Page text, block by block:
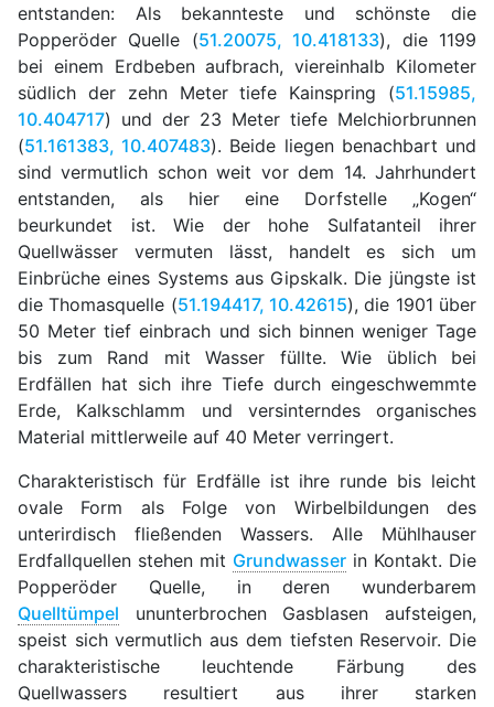
entstanden: Als bekannteste und schönste die
Popperöder Quelle (51.20075, 10.418133), die 1199
bei einem Erdbeben aufbrach, viereinhalb Kilometer
südlich der zehn Meter tiefe Kainspring (51.15985,
10.404717) und der 23 Meter tiefe Melchiorbrunnen
(51.161383, 10.407483). Beide liegen benachbart und
sind vermutlich schon weit vor dem 14. Jahrhundert
entstanden, als hier eine Dorfstelle „Kogen“
beurkundet ist. Wie der hohe Sulfatanteil ihrer
Quellwässer vermuten lässt, handelt es sich um
Einbrüche eines Systems aus Gipskalk. Die jüngste ist
die Thomasquelle (51.194417, 10.42615), die 1901 über
50 Meter tief einbrach und sich binnen weniger Tage
bis zum Rand mit Wasser füllte. Wie üblich bei
Erdfällen hat sich ihre Tiefe durch eingeschwemmte
Erde, Kalkschlamm und versinterndes organisches
Material mittlerweile auf 40 Meter verringert.
Charakteristisch für Erdfälle ist ihre runde bis leicht
ovale Form als Folge von Wirbelbildungen des
unterirdisch fließenden Wassers. Alle Mühlhauser
Erdfallquellen stehen mit Grundwasser in Kontakt. Die
Popperöder Quelle, in deren wunderbarem
Quelltümpel ununterbrochen Gasblasen aufsteigen,
speist sich vermutlich aus dem tiefsten Reservoir. Die
charakteristische leuchtende Färbung des
Quellwassers resultiert aus ihrer starken